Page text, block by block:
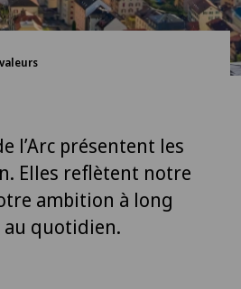
l’Arc présentent les
Elles reflètent notre
ambition à long
quotidien.